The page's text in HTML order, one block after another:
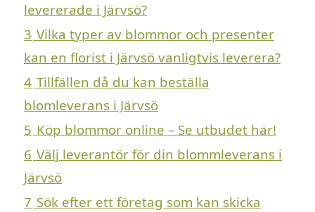
levererade i Järvsö?
3 Vilka typer av blommor och presenter
kan en florist i Järvsö vanligtvis leverera?
4 Tillfällen då du kan beställa
blomleverans i Järvsö
5 Köp blommor online – Se utbudet här!
6 Välj leverantör för din blommleverans i
Järvsö
7 Sök efter ett företag som kan skicka